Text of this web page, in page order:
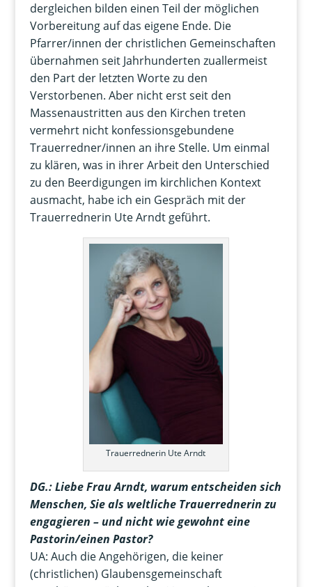
dergleichen bilden einen Teil der möglichen
Vorbereitung auf das eigene Ende. Die
Pfarrer/innen der christlichen Gemeinschaften
übernahmen seit Jahrhunderten zuallermeist
den Part der letzten Worte zu den
Verstorbenen. Aber nicht erst seit den
Massenaustritten aus den Kirchen treten
vermehrt nicht konfessionsgebundene
Trauerredner/innen an ihre Stelle. Um einmal
zu klären, was in ihrer Arbeit den Unterschied
zu den Beerdigungen im kirchlichen Kontext
ausmacht, habe ich ein Gespräch mit der
Trauerrednerin Ute Arndt geführt.
Trauerrednerin Ute Arndt
DG.:Liebe Frau Arndt, warum entscheiden sich
Menschen, Sie als weltliche Trauerrednerin zu
engagieren – und nicht wie gewohnt eine
Pastorin/einen Pastor?
UA: Auch die Angehörigen, die keiner
(christlichen) Glaubensgemeinschaft